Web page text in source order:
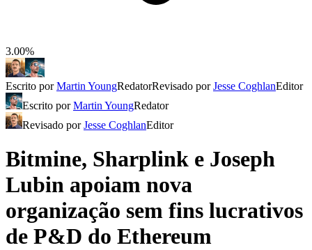
3.00%
Escrito porMartin YoungRedatorRevisado porJesse CoghlanEditor
Escrito porMartin YoungRedator
Revisado porJesse CoghlanEditor
Bitmine, Sharplink e Joseph
Lubin apoiam nova
organização sem fins lucrativos
de P&D do Ethereum